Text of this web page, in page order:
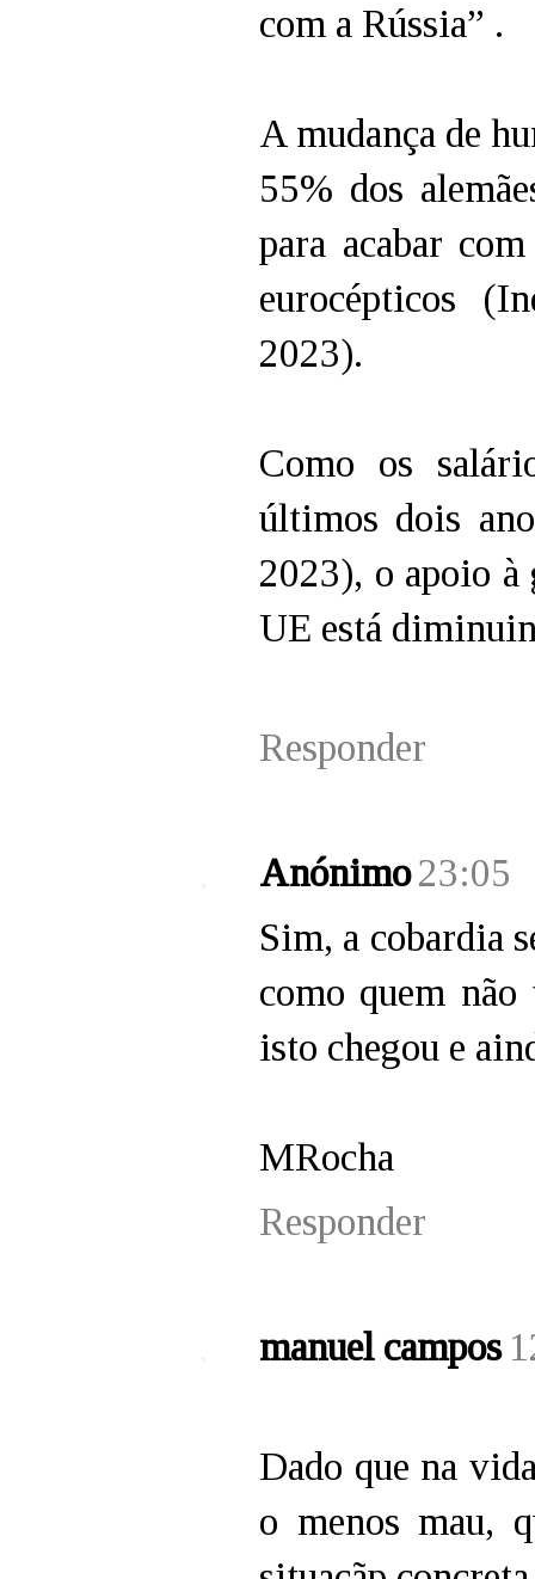
com a Rússia” .
A mudança de
55% dos
para acabar
eurocépticos
2023).
Como os
últimos dois
2023), o apoio à
UE está
Responder
Anónimo23:05
Sim, a cobardia
como quem
isto chegou e
MRocha
Responder
manuel campos
Dado que na
o menos mau,